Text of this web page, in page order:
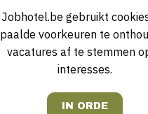
voor het
in processen, dit met focus
en efficiëntie.
bij het behalen en
met de operationele
eerste aanspreekpunt voor IT-
los jij zelfstandig technische
draag je bij aan digitale innovatie.
Jobhotel.be gebruikt
voorkeuren te
vacatures af te stemmen
interesses.